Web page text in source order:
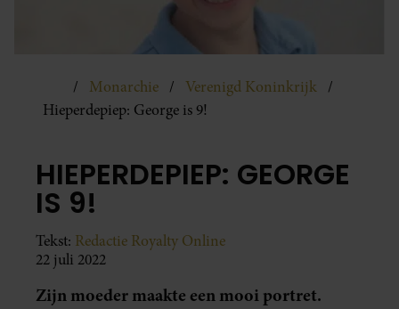
Monarchie
Verenigd Koninkrijk
Hieperdepiep: George is 9!
HIEPERDEPIEP: GEORGE
IS 9!
Tekst: Redactie Royalty Online
22 juli 2022
Zijn moeder maakte een mooi portret.